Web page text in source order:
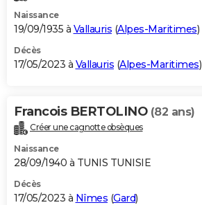
Naissance
19/09/1935 à Vallauris (Alpes-Maritimes)
Décès
17/05/2023 à Vallauris (Alpes-Maritimes)
Francois BERTOLINO (82 ans)
Créer une cagnotte obsèques
Naissance
28/09/1940 à TUNIS TUNISIE
Décès
17/05/2023 à Nîmes (Gard)